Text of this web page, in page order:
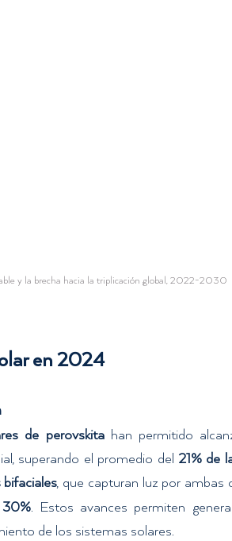
y la brecha hacia la triplicación global, 2022-2030
en 2024
de perovskita han permitido
superando el promedio del 21% de
bifaciales, que capturan luz por ambas
30%. Estos avances permiten
de los sistemas solares.